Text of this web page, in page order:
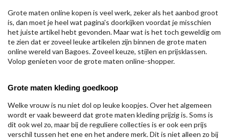
Grote maten online kopen is veel werk, zeker als het aanbod groot
is, dan moet je heel wat pagina's doorkijken voordat je misschien
het juiste artikel hebt gevonden. Maar wat is het toch geweldig om
te zien dat er zoveel leuke artikelen zijn binnen de grote maten
online wereld van Bagoes. Zoveel keuze, stijlen en prijsklassen.
Volop genieten voor de grote maten online-shopper.
Grote maten kleding goedkoop
Welke vrouw is nu niet dol op leuke koopjes. Over het algemeen
wordt er vaak beweerd dat grote maten kleding prijzig is. Soms is
dit ook wel zo, maar bij de reguliere collecties is er ook een prijs
verschil tussen het ene en het andere merk. Dit is niet alleen zo bij